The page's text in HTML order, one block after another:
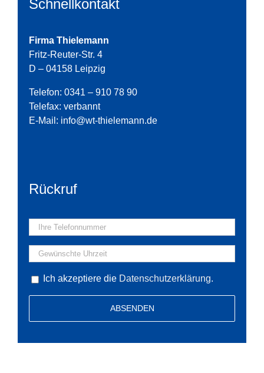
Schnellkontakt
Firma Thielemann
Fritz-Reuter-Str. 4
D – 04158 Leipzig
Telefon: 0341 – 910 78 90
Telefax: verbannt
E-Mail: info@wt-thielemann.de
Rückruf
Ich akzeptiere die Datenschutzerklärung.